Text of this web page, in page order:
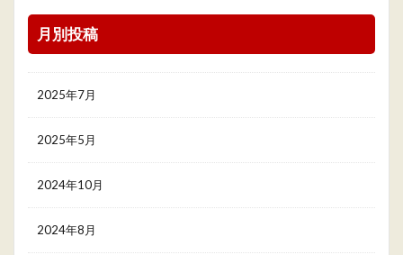
月別投稿
2025年7月
2025年5月
2024年10月
2024年8月